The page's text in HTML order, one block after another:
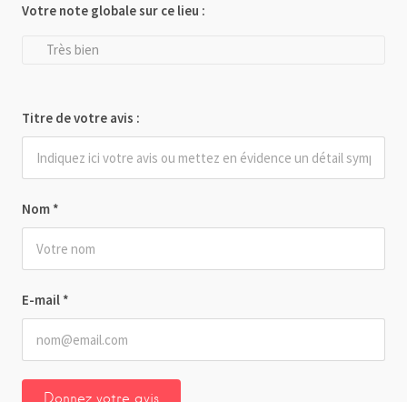
Nom *
E-mail *
Votre note globale sur ce lieu :
Très bien
Titre de votre avis :